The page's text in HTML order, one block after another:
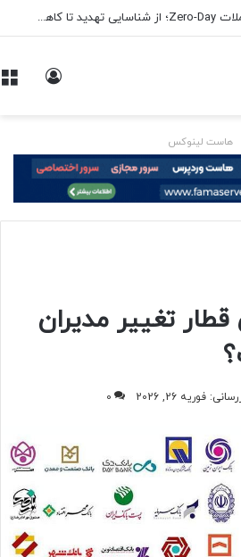
روش‌های جلوگیری از حملات Zero-Day؛ از شناسایی تهدید تا کاهش ریسک
هاست لینوکس
تغییر مدیران
فوریه 26, 2026 0